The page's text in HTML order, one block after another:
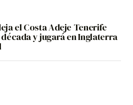
el Costa Adeje Tenerife
y jugará en Inglaterra